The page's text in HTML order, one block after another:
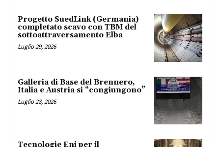
Progetto SuedLink (Germania)
completato scavo con TBM del
sottoattraversamento Elba
Luglio 29, 2026
Galleria di Base del Brennero,
Italia e Austria si “congiungono”
Luglio 28, 2026
Tecnologie Eni per il